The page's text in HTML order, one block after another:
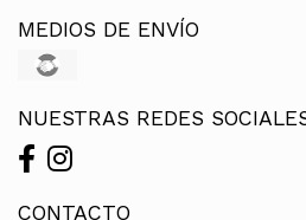
MEDIOS DE ENVÍO
NUESTRAS REDES
CONTACTO